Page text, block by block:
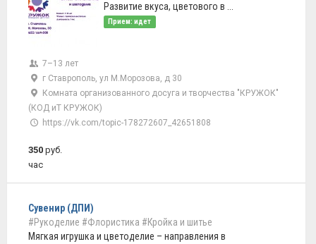
Развитие вкуса, цветового в ...
Прием: идет
7–13 лет
г Ставрополь, ул М.Морозова, д 30
Комната организованного досуга и творчества "КРУЖОК"
(КОД иТ КРУЖОК)
https://vk.com/topic-178272607_42651808
350 руб.
час
Сувенир (ДПИ)
#Рукоделие #Флористика #Кройка и шитье
Мягкая игрушка и цветоделие – направления в